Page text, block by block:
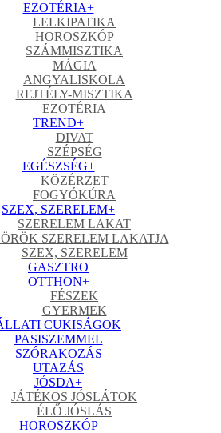
EZOTÉRIA+
LELKIPATIKA
HOROSZKÓP
SZÁMMISZTIKA
MÁGIA
ANGYALISKOLA
REJTÉLY-MISZTIKA
EZOTÉRIA
TREND+
DIVAT
SZÉPSÉG
EGÉSZSÉG+
KÖZÉRZET
FOGYÓKÚRA
SZEX, SZERELEM+
SZERELEM LAKAT
SZERELEM LAKATJA
SZEX, SZERELEM
GASZTRO
OTTHON+
FÉSZEK
GYERMEK
CUKISÁGOK
PASISZEMMEL
SZÓRAKOZÁS
UTAZÁS
JÓSDA+
JÁTÉKOS JÓSLÁTOK
ÉLŐ JÓSLÁS
HOROSZKÓP